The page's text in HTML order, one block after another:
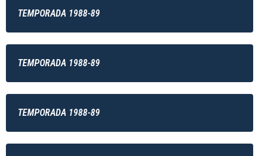
TEMPORADA 1988-89
TEMPORADA 1988-89
TEMPORADA 1988-89